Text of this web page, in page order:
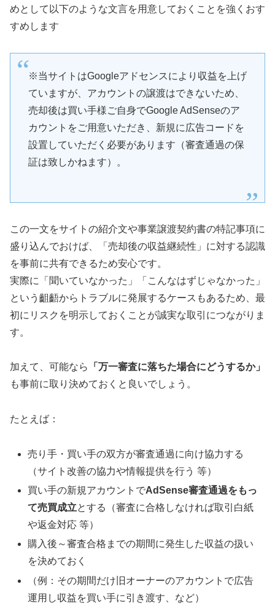
めとして以下のような文言を用意しておくことを強くおす
すめします
※当サイトはGoogleアドセンスにより収益を上げ
ていますが、アカウントの譲渡はできないため、
売却後は買い手様ご自身でGoogle AdSenseのア
カウントをご用意いただき、新規に広告コードを
設置していただく必要があります（審査通過の保
証は致しかねます）。
この一文をサイトの紹介文や事業譲渡契約書の特記事項に
盛り込んでおけば、「売却後の収益継続性」に対する認識
を事前に共有できるため安心です。
実際に「聞いていなかった」「こんなはずじゃなかった」
という齟齬からトラブルに発展するケースもあるため、最
初にリスクを明示しておくことが誠実な取引につながりま
す。
加えて、可能なら
「万一審査に落ちた場合にどうするか」
も事前に取り決めておくと良いでしょう。
たとえば：
売り手・買い手の双方が審査通過に向け協力する
（サイト改善の協力や情報提供を行う 等）
買い手の新規アカウントでAdSense審査通過をもっ
て売買成立とする（審査に合格しなければ取引白紙
や返金対応 等）
購入後～審査合格までの期間に発生した収益の扱い
を決めておく
（例：その期間だけ旧オーナーのアカウントで広告
運用し収益を買い手に引き渡す、など）